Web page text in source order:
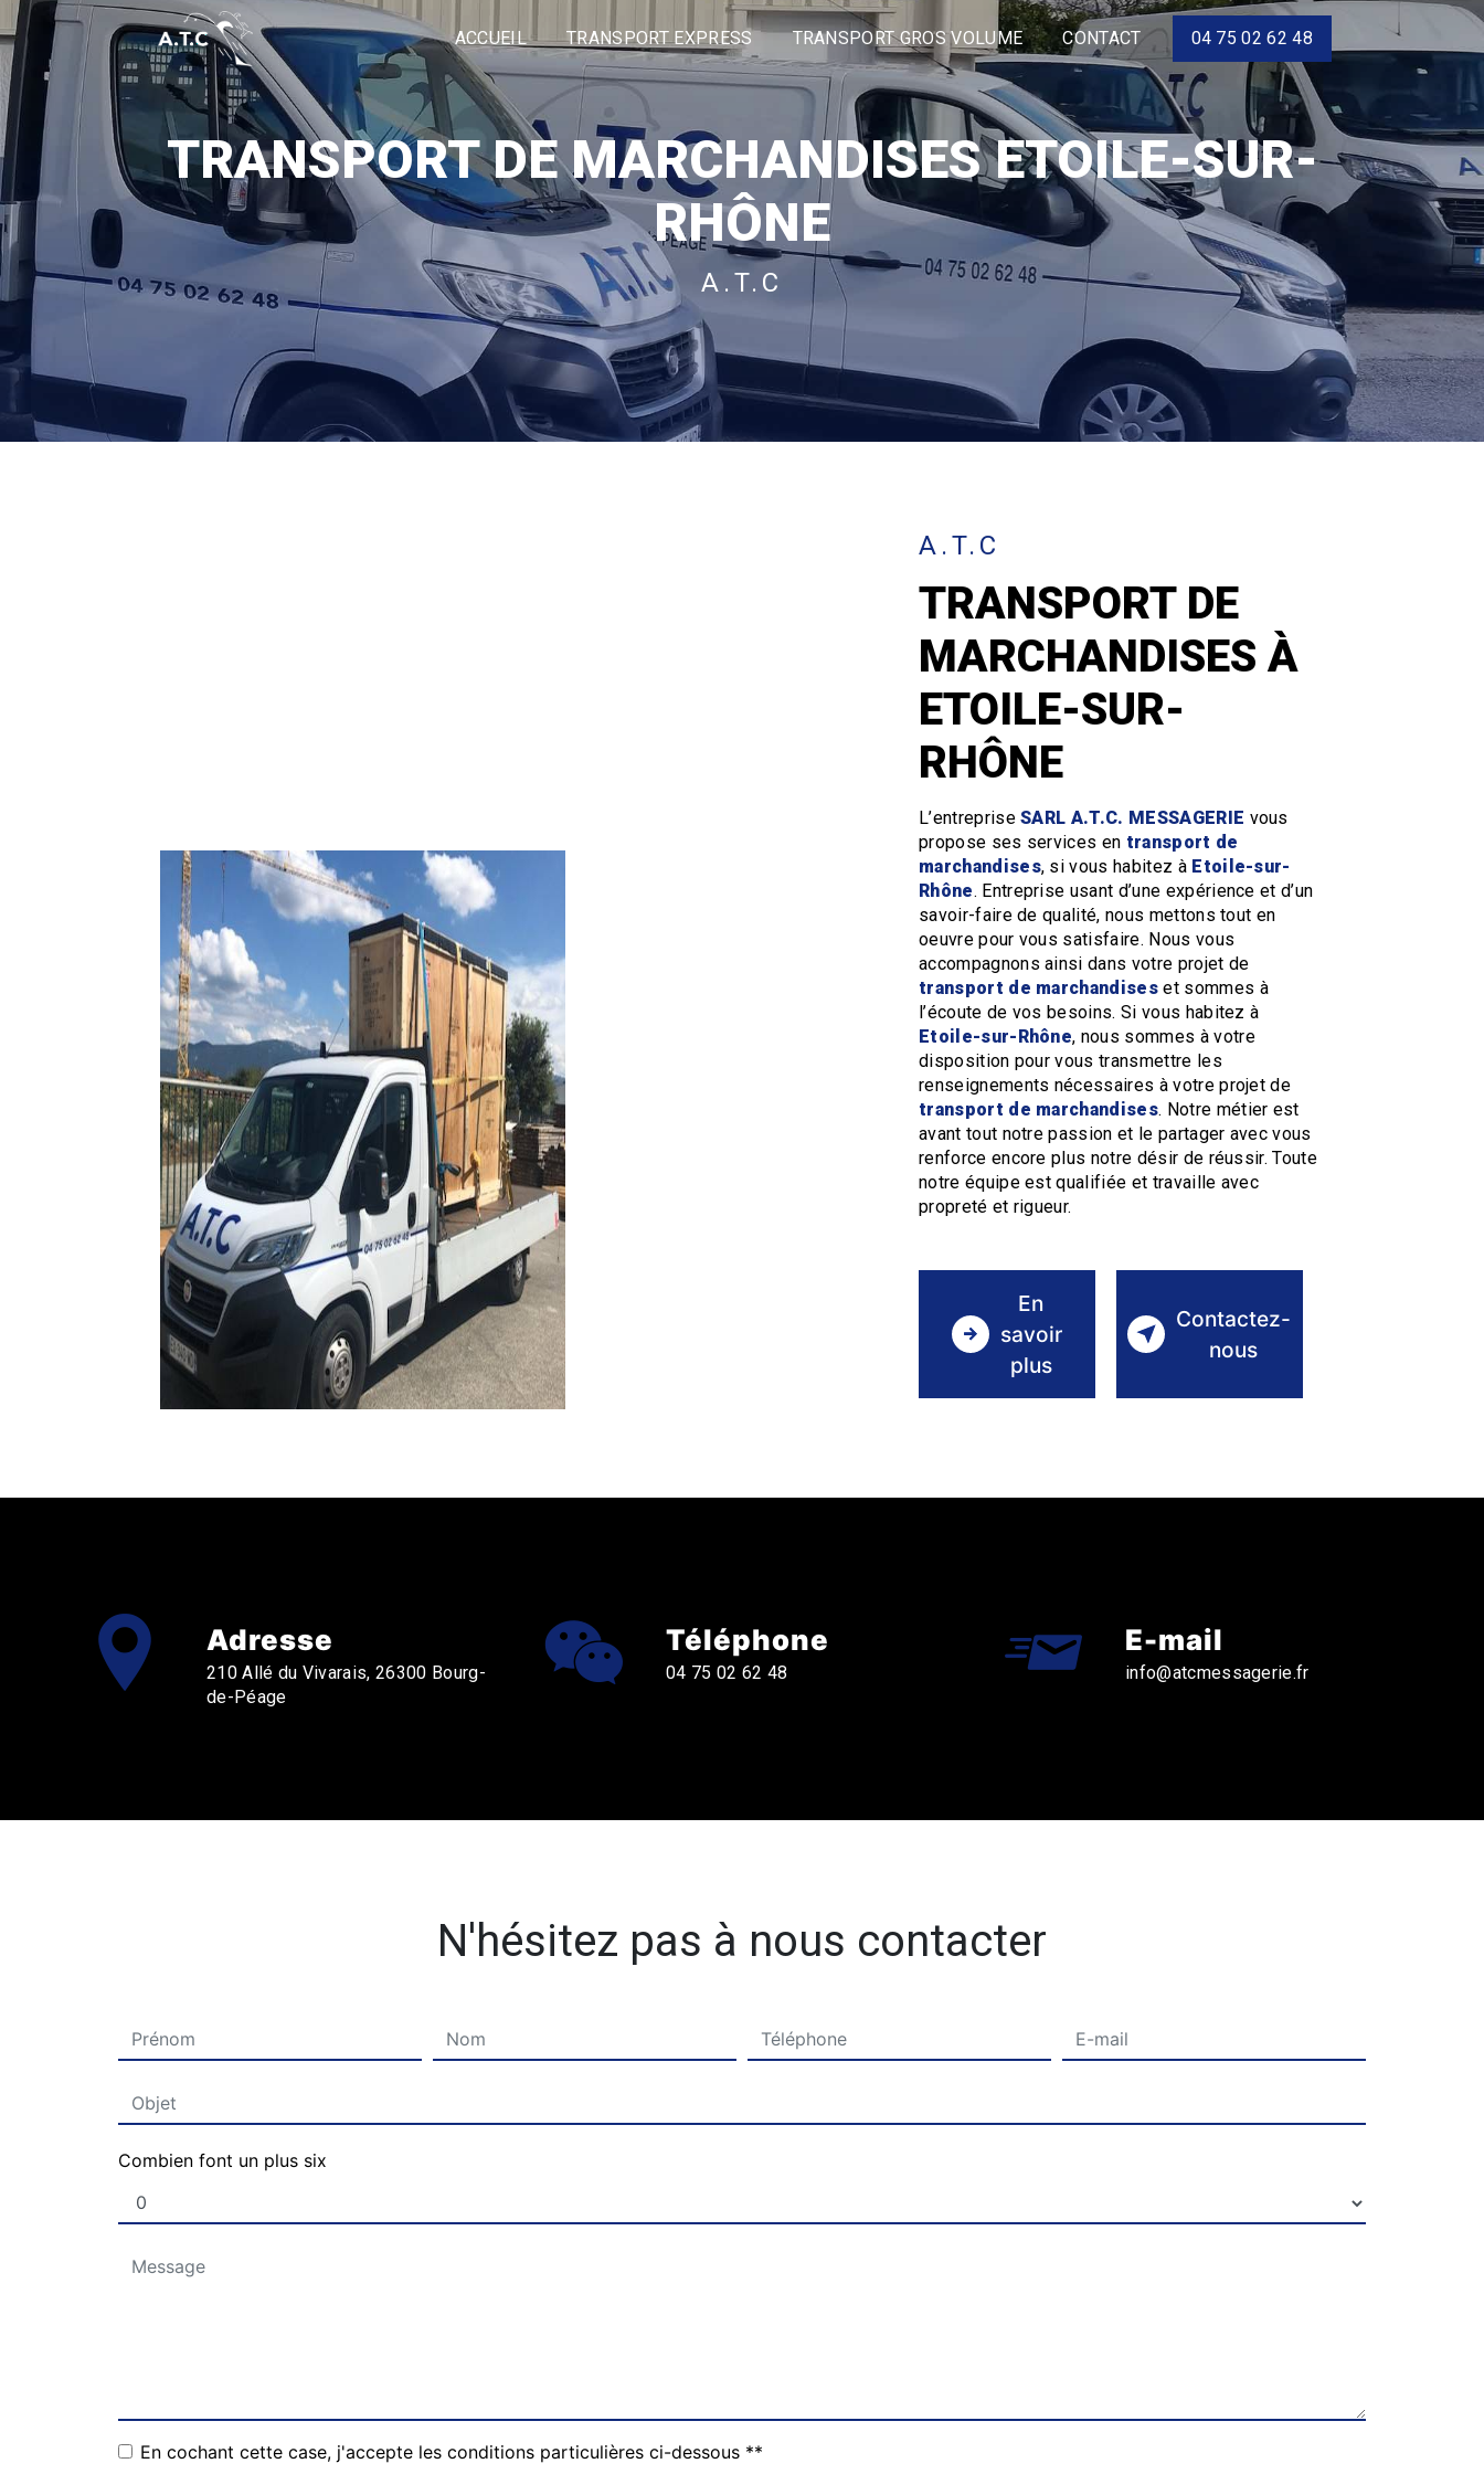
ACCUEIL TRANSPORT EXPRESS TRANSPORT GROS VOLUME CONTACT 04 75 02 62 48
TRANSPORT DE MARCHANDISES ETOILE-SUR-
RHÔNE
A.T.C
A.T.C
TRANSPORT DE
MARCHANDISES À
ETOILE-SUR-
RHÔNE
L’entrepriseSARL A.T.C. MESSAGERIE vous
propose ses services en transport de
marchandises, si vous habitez à Etoile-sur-
Rhône. Entreprise usant d’une expérience et d’un
savoir-faire de qualité, nous mettons tout en
oeuvre pour vous satisfaire. Nous vous
accompagnons ainsi dans votre projet de
transport de marchandises et sommes à
l’écoute de vos besoins. Si vous habitez à
Etoile-sur-Rhône, nous sommes à votre
disposition pour vous transmettre les
renseignements nécessaires à votre projet de
transport de marchandises. Notre métier est
avant tout notre passion et le partager avec vous
renforce encore plus notre désir de réussir. Toute
notre équipe est qualifiée et travaille avec
propreté et rigueur.
En
savoir
plus
Contactez-
nous
Adresse
210 Allé du Vivarais, 26300 Bourg-
de-Péage
Téléphone
04 75 02 62 48
E-mail
info@atcmessagerie.fr
N'hésitez pas à nous contacter
Combien font un plus six
En cochant cette case, j'accepte les conditions particulières ci-dessous **
Panneau de gestion des cookies